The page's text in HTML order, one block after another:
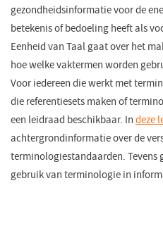
gezondheidsinformatie voor de
betekenis of bedoeling heeft als
Eenheid van Taal gaat over het
hoe welke vaktermen worden
Voor iedereen die werkt met
die referentiesets maken of
een leidraad beschikbaar. In deze
achtergrondinformatie over de
terminologiestandaarden. Tevens
gebruik van terminologie in